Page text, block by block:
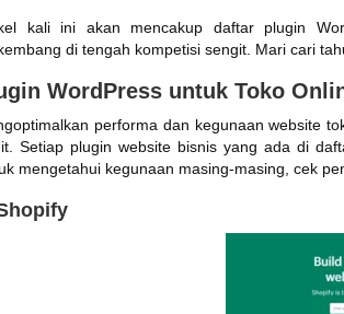
kali ini akan mencakup daftar plugin
di tengah kompetisi sengit. Mari cari
WordPress untuk Toko
performa dan kegunaan website
Setiap plugin website bisnis yang ada di
mengetahui kegunaan masing-masing, cek